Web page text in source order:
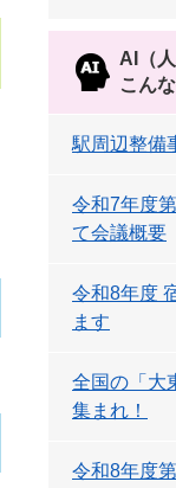
AI（
こん
駅周辺整備
令和7年度
て会議概要
令和8年度
ます
全国の「大
集まれ！
令和8年度